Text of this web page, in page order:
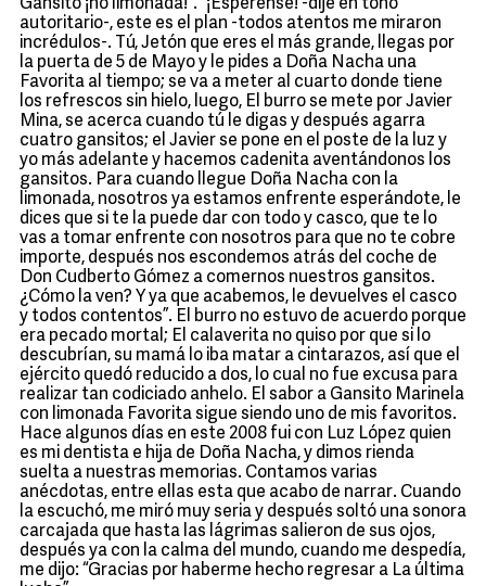
Gansito ¡no limonada!”. “¡Espérense! -dije en tono
autoritario-, este es el plan -todos atentos me miraron
incrédulos-. Tú, Jetón que eres el más grande, llegas por
la puerta de 5 de Mayo y le pides a Doña Nacha una
Favorita al tiempo; se va a meter al cuarto donde tiene
los refrescos sin hielo, luego, El burro se mete por Javier
Mina, se acerca cuando tú le digas y después agarra
cuatro gansitos; el Javier se pone en el poste de la luz y
yo más adelante y hacemos cadenita aventándonos los
gansitos. Para cuando llegue Doña Nacha con la
limonada, nosotros ya estamos enfrente esperándote, le
dices que si te la puede dar con todo y casco, que te lo
vas a tomar enfrente con nosotros para que no te cobre
importe, después nos escondemos atrás del coche de
Don Cudberto Gómez a comernos nuestros gansitos.
¿Cómo la ven? Y ya que acabemos, le devuelves el casco
y todos contentos”. El burro no estuvo de acuerdo porque
era pecado mortal; El calaverita no quiso por que si lo
descubrían, su mamá lo iba matar a cintarazos, así que el
ejército quedó reducido a dos, lo cual no fue excusa para
realizar tan codiciado anhelo. El sabor a Gansito Marinela
con limonada Favorita sigue siendo uno de mis favoritos.
Hace algunos días en este 2008 fui con Luz López quien
es mi dentista e hija de Doña Nacha, y dimos rienda
suelta a nuestras memorias. Contamos varias
anécdotas, entre ellas esta que acabo de narrar. Cuando
la escuchó, me miró muy seria y después soltó una sonora
carcajada que hasta las lágrimas salieron de sus ojos,
después ya con la calma del mundo, cuando me despedía,
me dijo: “Gracias por haberme hecho regresar a La última